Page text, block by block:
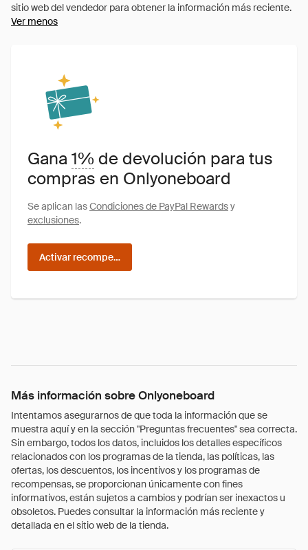
Ver menos
Gana1% de devolución para tus
compras en Onlyoneboard
Se aplican lasCondiciones de PayPal Rewardsy
exclusiones.
Activar recompensas
Más información sobre Onlyoneboard
Intentamos asegurarnos de que toda la información que se
muestra aquí y en la sección "Preguntas frecuentes" sea correcta.
Sin embargo, todos los datos, incluidos los detalles específicos
relacionados con los programas de la tienda, las políticas, las
ofertas, los descuentos, los incentivos y los programas de
recompensas, se proporcionan únicamente con fines
informativos, están sujetos a cambios y podrían ser inexactos u
obsoletos. Puedes consultar la información más reciente y
detallada en el sitio web de la tienda.